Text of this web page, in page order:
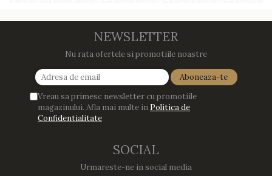
NEWSLETTER
Nu rata ofertele si promotiile noastre
Vreau sa primesc newsletter cu promotiile
magazinului. Afla mai multe in Politica de
Confidentialitate
SOCIAL
Urmareste-ne in social media